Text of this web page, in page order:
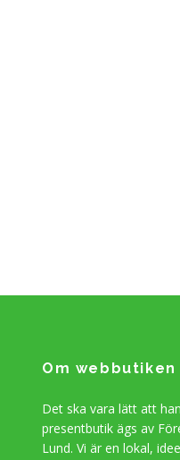
Om webbutiken
Det ska vara lätt att
presentbutik ägs av
Lund. Vi är en lokal,